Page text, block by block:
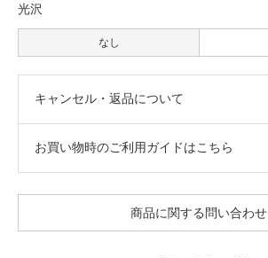
光沢
なし
キャンセル・返品について
お買い物時のご利用ガイドはこちら
商品に関する問い合わせ